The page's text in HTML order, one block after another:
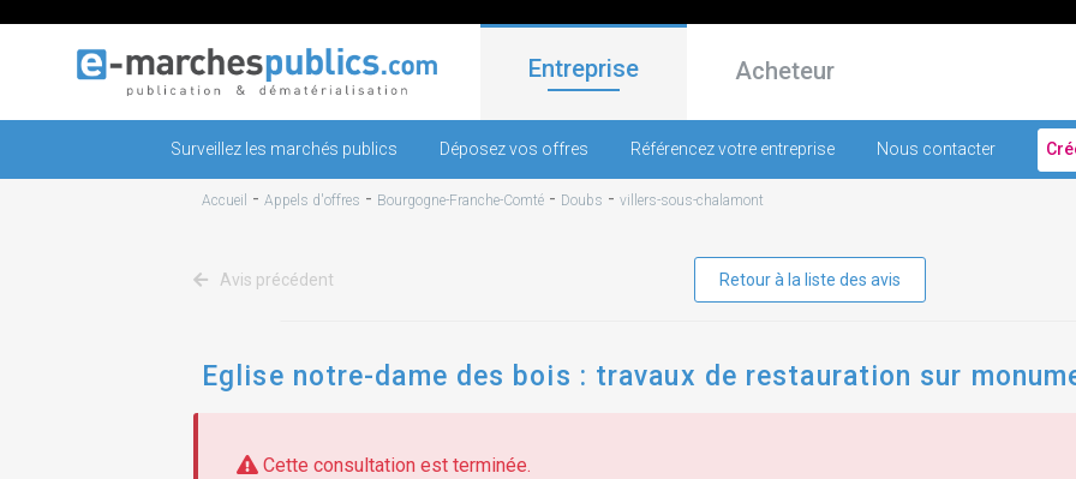
Entreprise Acheteur
Surveillez les marchés publics Déposez vos offres Référencez votre entreprise Nous contacter
Accueil - Appels d'offres - Bourgogne-Franche-Comté - Doubs - villers-sous-chalamont
Avis précédent Retour à la liste des avis
Eglise notre-dame des bois : travaux de restauration sur
Cette consultation est terminée.